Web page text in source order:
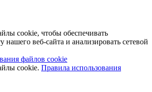
cookie, чтобы обеспечивать
нашего веб-сайта и анализировать сетевой
файлов cookie
cookie. Правила использования